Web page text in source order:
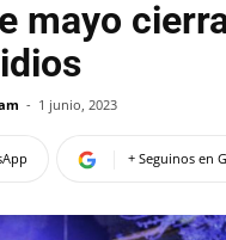
mayo
- 1 junio, 2023
+ Seguinos en